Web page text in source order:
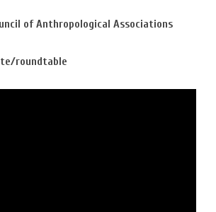
of Anthropological Associations
roundtable